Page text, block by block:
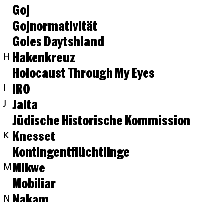
Goj
Gojnormativität
Goles Daytshland
H Hakenkreuz
Holocaust Through My Eyes
IRO
J
Jalta
Jüdische Historische Kommission
K Knesset
Kontingentflüchtlinge
M Mikwe
Mobiliar
N